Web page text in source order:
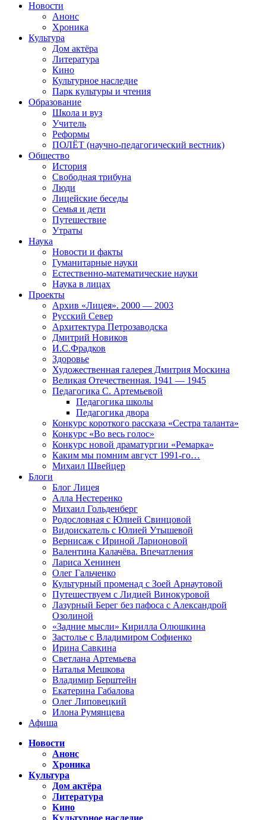
Новости
Анонс
Хроника
Культура
Дом актёра
Литература
Кино
Культурное наследие
Парк культуры и чтения
Образование
Школа и вуз
Учитель
Реформы
ПОЛЁТ (научно-педагогический вестник)
Общество
История
Свободная трибуна
Люди
Лицейские беседы
Семья и дети
Путешествие
Утраты
Наука
Новости и факты
Гуманитарные науки
Естественно-математические науки
Наука в лицах
Проекты
Архив «Лицея». 2000 — 2003
Русский Север
Архитектура Петрозаводска
Дмитрий Новиков
И.С.Фрадков
Здоровье
Художественная галерея Дмитрия Москина
Великая Отечественная. 1941 — 1945
Педагогика С. Артемьевой
Педагогика школы
Педагогика двора
Конкурс короткого рассказа «Сестра таланта»
Конкурс «Во весь голос»
Конкурс новой драматургии «Ремарка»
Каким мы помним август 1991-го…
Михаил Швейцер
Блоги
Блог Лицея
Алла Нестеренко
Михаил Гольденберг
Родословная с Юлией Свинцовой
Видоискатель с Юлией Утышевой
Вернисаж с Ириной Ларионовой
Валентина Калачёва. Впечатления
Лариса Хенинен
Олег Гальченко
Культурный променад с Зоей Арнаутовой
Путешествуем с Лидией Винокуровой
Лазурный Берег без пафоса с Александрой
Озолиной
«Задние мысли» Кирилла Олюшкина
Застолье с Владимиром Софиенко
Ирина Савкина
Светлана Артемьева
Наталья Мешкова
Владимир Берштейн
Екатерина Габалова
Олег Липовецкий
Илона Румянцева
Афиша
Новости
Анонс
Хроника
Культура
Дом актёра
Литература
Кино